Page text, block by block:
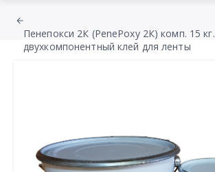
Пенепокси 2К (PenePoxy 2К) комп. 15 кг.
двухкомпонентный клей для ленты